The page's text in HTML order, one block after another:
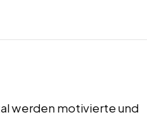
werden motivierte und